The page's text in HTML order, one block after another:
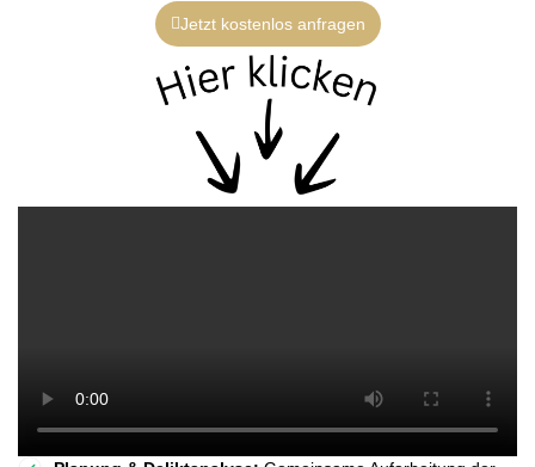
Jetzt kostenlos anfragen